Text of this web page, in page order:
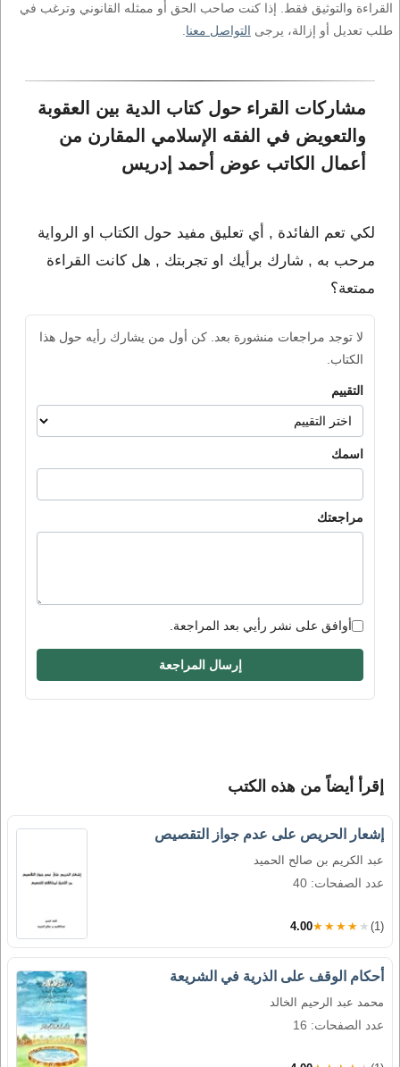
القراءة والتوثيق فقط. إذا كنت صاحب الحق أو ممثله القانوني وترغب في
طلب تعديل أو إزالة، يرجى التواصل معنا
مشاركات القراء حول كتاب الدية بين العقوبة
والتعويض في الفقه الإسلامي المقارن من
أعمال الكاتب عوض أحمد إدريس
لكي تعم الفائدة , أي تعليق مفيد حول الكتاب او الرواية
مرحب به , شارك برأيك او تجربتك , هل كانت القراءة
ممتعة؟
لا توجد مراجعات منشورة بعد. كن أول من يشارك رأيه حول هذا
الكتاب.
التقييم
اسمك
مراجعتك
أوافق على نشر رأيي بعد المراجعة.
إرسال المراجعة
إقرأ أيضاً من هذه الكتب
إشعار الحريص على عدم جواز التقصيص
عبد الكريم بن صالح الحميد
عدد الصفحات: 40
4.00★★★★★ (1)
أحكام الوقف على الذرية في الشريعة
محمد عبد الرحيم الخالد
عدد الصفحات: 16